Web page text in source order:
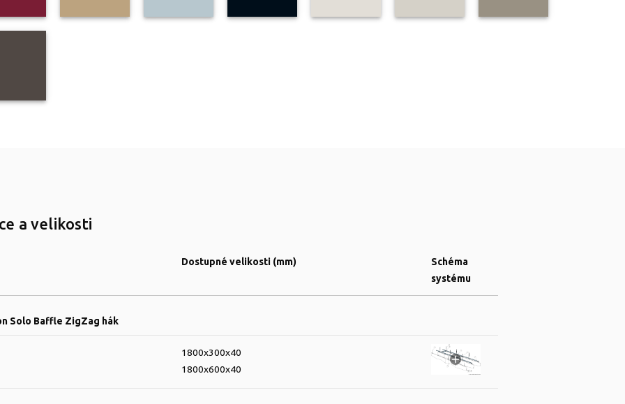
a velikosti
Dostupné velikosti (mm)
Schéma
systému
Solo Baffle ZigZag hák
1800x300x40
1800x600x40